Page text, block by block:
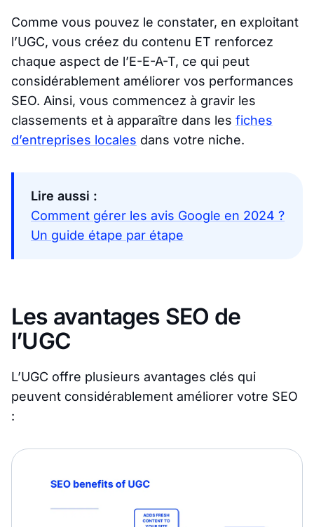
Comme vous pouvez le constater, en exploitant
l’UGC, vous créez du contenu ET renforcez
chaque aspect de l’E-E-A-T, ce qui peut
considérablement améliorer vos performances
SEO. Ainsi, vous commencez à gravir les
classements et à apparaître dans les fiches
d’entreprises locales dans votre niche.
Lire aussi :
Comment gérer les avis Google en 2024 ?
Un guide étape par étape
Les avantages SEO de
l’UGC
L’UGC offre plusieurs avantages clés qui
peuvent considérablement améliorer votre SEO
: